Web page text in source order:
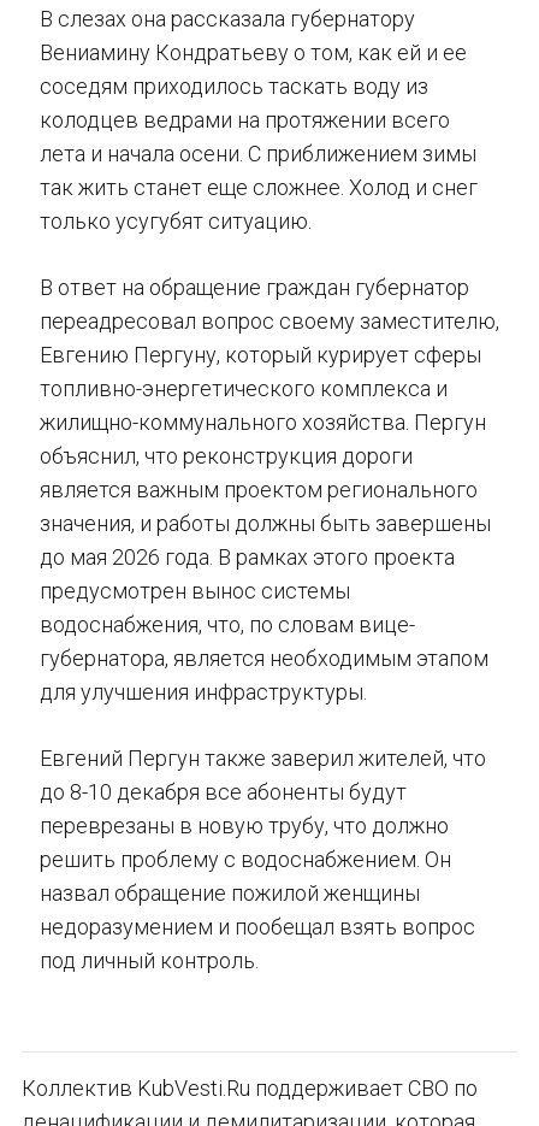
В слезах она рассказала губернатору
Вениамину Кондратьеву о том, как ей и ее
соседям приходилось таскать воду из
колодцев ведрами на протяжении всего
лета и начала осени. С приближением зимы
так жить станет еще сложнее. Холод и снег
только усугубят ситуацию.
В ответ на обращение граждан губернатор
переадресовал вопрос своему заместителю,
Евгению Пергуну, который курирует сферы
топливно-энергетического комплекса и
жилищно-коммунального хозяйства. Пергун
объяснил, что реконструкция дороги
является важным проектом регионального
значения, и работы должны быть завершены
до мая 2026 года. В рамках этого проекта
предусмотрен вынос системы
водоснабжения, что, по словам вице-
губернатора, является необходимым этапом
для улучшения инфраструктуры.
Евгений Пергун также заверил жителей, что
до 8-10 декабря все абоненты будут
переврезаны в новую трубу, что должно
решить проблему с водоснабжением. Он
назвал обращение пожилой женщины
недоразумением и пообещал взять вопрос
под личный контроль.
Коллектив KubVesti.Ru поддерживает СВО по